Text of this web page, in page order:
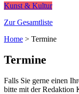
Kunst & Kultur
Zur Gesamtliste
Home > Termine
Termine
Falls Sie gerne einen
bitte mit der Redaktion